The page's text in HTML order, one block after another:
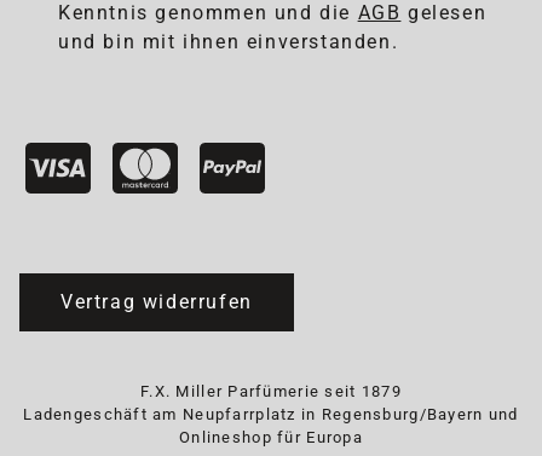
Kenntnis genommen und die AGB gelesen
und bin mit ihnen einverstanden.
Vertrag widerrufen
F.X. Miller Parfümerie seit 1879
Ladengeschäft am Neupfarrplatz in Regensburg/Bayern und
Onlineshop für Europa